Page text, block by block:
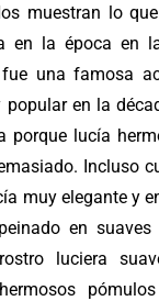
muestran lo
en la época en
una famosa
en la
porque lucía
Incluso
muy elegante y
en
luciera